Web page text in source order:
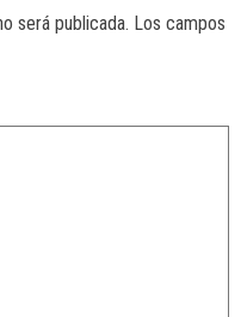
será publicada. Los campos